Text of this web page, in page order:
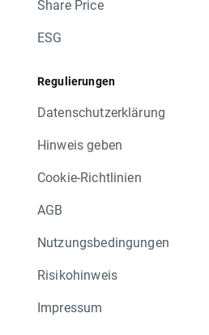
Share Price
ESG
Regulierungen
Datenschutzerklärung
Hinweis geben
Cookie-Richtlinien
AGB
Nutzungsbedingungen
Risikohinweis
Impressum